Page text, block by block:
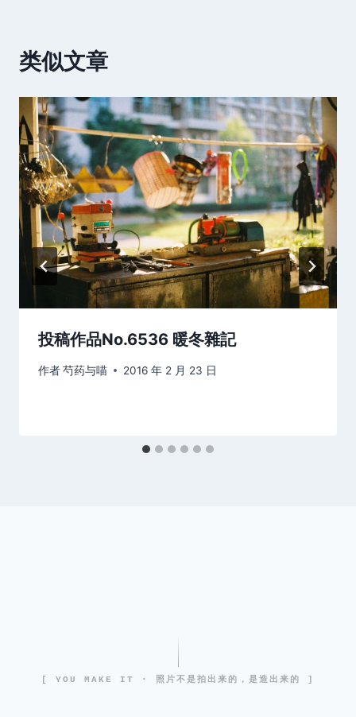
类似文章
投稿作品No.6536 暖冬雜記
作者芍药与喵 2016 年 2 月 23 日
[ YOU MAKE IT · 照片不是拍出来的，是造出来的 ]